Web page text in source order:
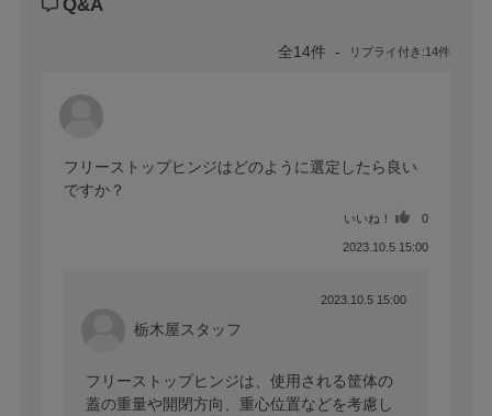
Q&A
全14件 リプライ付き:14件
フリーストップヒンジはどのように選定したら良い
ですか？
いいね！ 0
2023.10.5 15:00
2023.10.5 15:00
栃木屋スタッフ
フリーストップヒンジは、使用される筐体の
蓋の重量や開閉方向、重心位置などを考慮し